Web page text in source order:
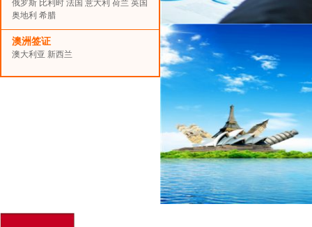
俄罗斯 比利时 法国 意大利 荷兰 英国
奥地利 希腊
澳洲签证
澳大利亚 新西兰